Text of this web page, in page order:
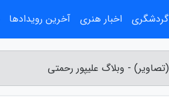
- وبلاگ علیپور رحمتی
گردشگری اخبار هنری آخرین رویدادها